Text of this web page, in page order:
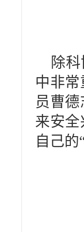
除
中非
员曹
来安
自己